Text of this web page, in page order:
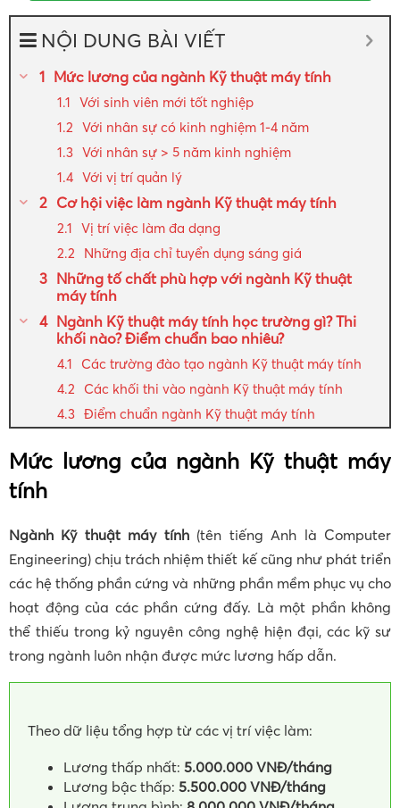
NỘI DUNG BÀI VIẾT
Mức lương của ngành Kỹ thuật máy tính
Với sinh viên mới tốt nghiệp
Với nhân sự có kinh nghiệm 1-4 năm
Với nhân sự > 5 năm kinh nghiệm
Với vị trí quản lý
Cơ hội việc làm ngành Kỹ thuật máy tính
Vị trí việc làm đa dạng
Những địa chỉ tuyển dụng sáng giá
Những tố chất phù hợp với ngành Kỹ thuật
máy tính
Ngành Kỹ thuật máy tính học trường gì? Thi
khối nào? Điểm chuẩn bao nhiêu?
Các trường đào tạo ngành Kỹ thuật máy tính
Các khối thi vào ngành Kỹ thuật máy tính
Điểm chuẩn ngành Kỹ thuật máy tính
Mức lương của ngành Kỹ thuật máy
tính
Ngành Kỹ thuật máy tính(tên tiếng Anh là Computer
Engineering) chịu trách nhiệm thiết kế cũng như phát triển
các hệ thống phần cứng và những phần mềm phục vụ cho
hoạt động của các phần cứng đấy. Là một phần không
thể thiếu trong kỷ nguyên công nghệ hiện đại, các kỹ sư
trong ngành luôn nhận được mức lương hấp dẫn.
Theo dữ liệu tổng hợp từ các vị trí việc làm:
Lương thấp nhất: 5.000.000 VNĐ/tháng
Lương bậc thấp: 5.500.000 VNĐ/tháng